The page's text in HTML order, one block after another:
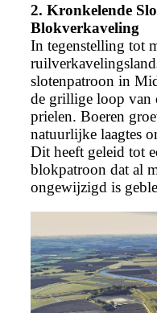
2. Kronkelende
Blokverkaveling
In tegenstelling tot
slotenpatroon in
de grillige loop van
prielen. Boeren
natuurlijke laagtes
Dit heeft geleid tot
blokpatroon dat al
ongewijzigd is